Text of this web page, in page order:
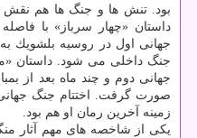
بود. تنش ها و جنگ ها هم نقش
داستان «چهار سرباز» با
جهانی اول در روسیه بلشویك
جنگ داخلی می شود. داستان
جهانی دوم و چند ماه بعد از
صورت گرفت. اختتام جنگ
زمینه آخرین رمان او هم بود.
یكی از شاخصه های مهم آثار